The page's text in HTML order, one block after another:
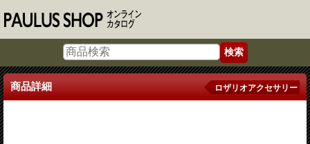
商品詳細 ロザリオアクセサリー